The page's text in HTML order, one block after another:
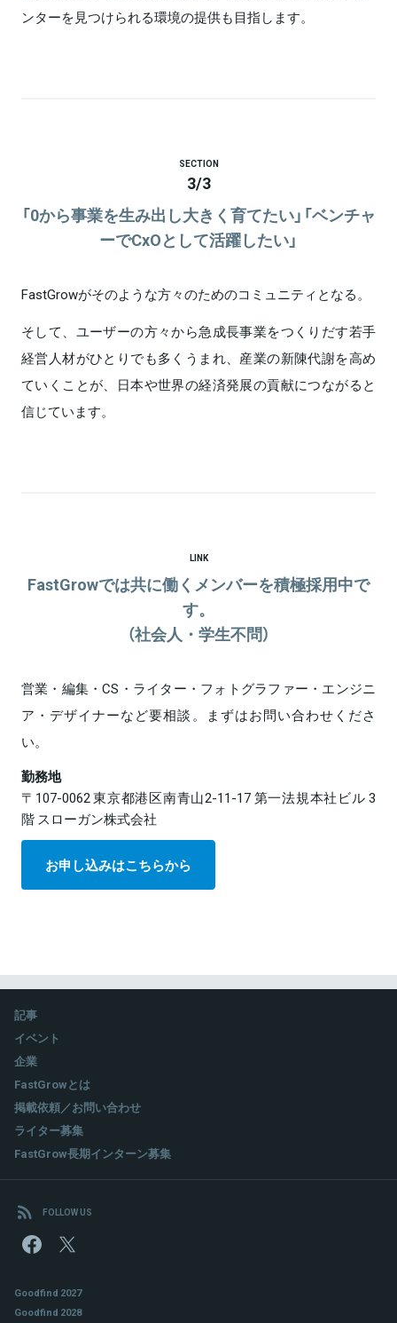
ンターを見つけられる環境の提供も目指します。
SECTION
3/3
「0から事業を生み出し大きく育てたい」「ベンチャ
ーでCxOとして活躍したい」
FastGrowがそのような方々のためのコミュニティとなる。
そして、ユーザーの方々から急成長事業をつくりだす若手
経営人材がひとりでも多くうまれ、産業の新陳代謝を高め
ていくことが、日本や世界の経済発展の貢献につながると
信じています。
LINK
FastGrowでは共に働くメンバーを積極採用中で
す。
（社会人・学生不問）
営業・編集・CS・ライター・フォトグラファー・エンジニ
ア・デザイナーなど要相談。まずはお問い合わせくださ
い。
勤務地
〒107-0062 東京都港区南青山2-11-17 第一法規本社ビル 3
階 スローガン株式会社
お申し込みはこちらから
記事
イベント
企業
FastGrowとは
掲載依頼／お問い合わせ
ライター募集
FastGrow長期インターン募集
FOLLOW US
Goodfind 2027
Goodfind 2028